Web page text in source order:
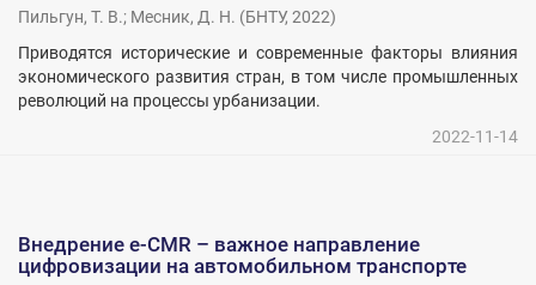
Пильгун, Т. В.; Месник, Д. Н. (БНТУ, 2022)
Приводятся исторические и современные факторы влияния
экономического развития стран, в том числе промышленных
революций на процессы урбанизации.
2022-11-14
Внедрение е-CMR – важное направление
цифровизации на автомобильном транспорте